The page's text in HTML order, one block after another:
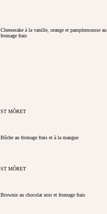
Cheesecake à la vanille, orange et pamplemousse au
fromage frais
ST MÔRET
Bûche au fromage frais et à la mangue
ST MÔRET
Brownie au chocolat noir et fromage frais